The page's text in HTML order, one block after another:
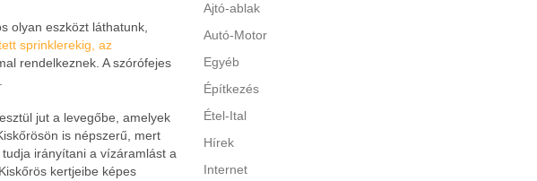
olyan eszközt láthatunk,
sprinklerekig, az
rendelkeznek. A szórófejes
jut a levegőbe, amelyek
is népszerű, mert
irányítani a vízáramlást a
kertjeibe képes
Ajtó-ablak
Autó-Motor
Egyéb
Építkezés
Étel-Ital
Hírek
Internet